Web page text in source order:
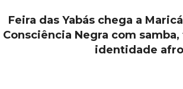
Feira das Yabás chega a
Consciência Negra com
identidade